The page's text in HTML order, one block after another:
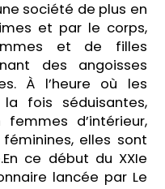
société de plus en
et par le corps,
et de filles
des angoisses
À l’heure où les
fois séduisantes,
d’intérieur,
elles sont
ce début du XXIe
lancée par Le